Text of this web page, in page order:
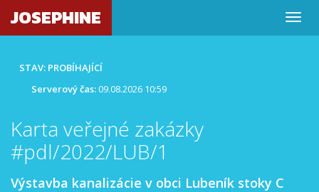
JOSEPHINE
STAV: PROBÍHAJÍCÍ
Serverový čas:09.08.2026 10:59
Karta veřejné zakázky
#pdl/2022/LUB/1
Výstavba kanalizácie v obci Lubeník stoky C